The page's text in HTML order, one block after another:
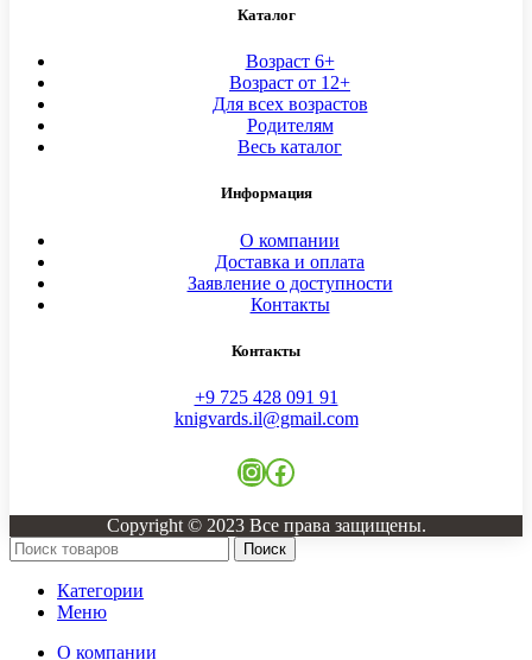
Каталог
Возраст 6+
Возраст от 12+
Для всех возрастов
Родителям
Весь каталог
Информация
О компании
Доставка и оплата
Заявление о доступности
Контакты
Контакты
+9 725 428 091 91
knigvards.il@gmail.com
Instagram
Facebook
Copyright © 2023 Все права защищены.
Поиск
Категории
Меню
О компании